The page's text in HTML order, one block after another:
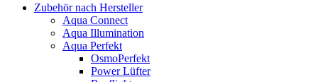
Zubehör nach Hersteller
Aqua Connect
Aqua Illumination
Aqua Perfekt
OsmoPerfekt
Power Lüfter